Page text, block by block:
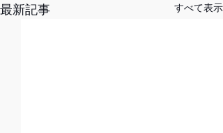
最新記事 すべて表示